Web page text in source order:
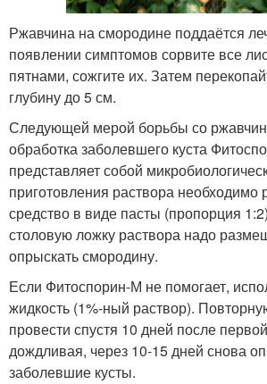
Ржавчина на смородине поддаётся
появлении симптомов сорвите все
пятнами, сожгите их. Затем
глубину до 5 см.
Следующей мерой борьбы со
обработка заболевшего куста
представляет собой
приготовления раствора необходимо
средство в виде пасты (пропорция
столовую ложку раствора надо
опрыскать смородину.
Если Фитоспорин-М не помогает,
жидкость (1%-ный раствор).
провести спустя 10 дней после
дождливая, через 10-15 дней снова
заболевшие кусты.